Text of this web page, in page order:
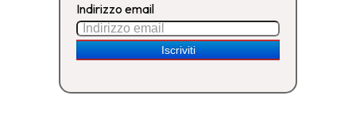
Indirizzo email